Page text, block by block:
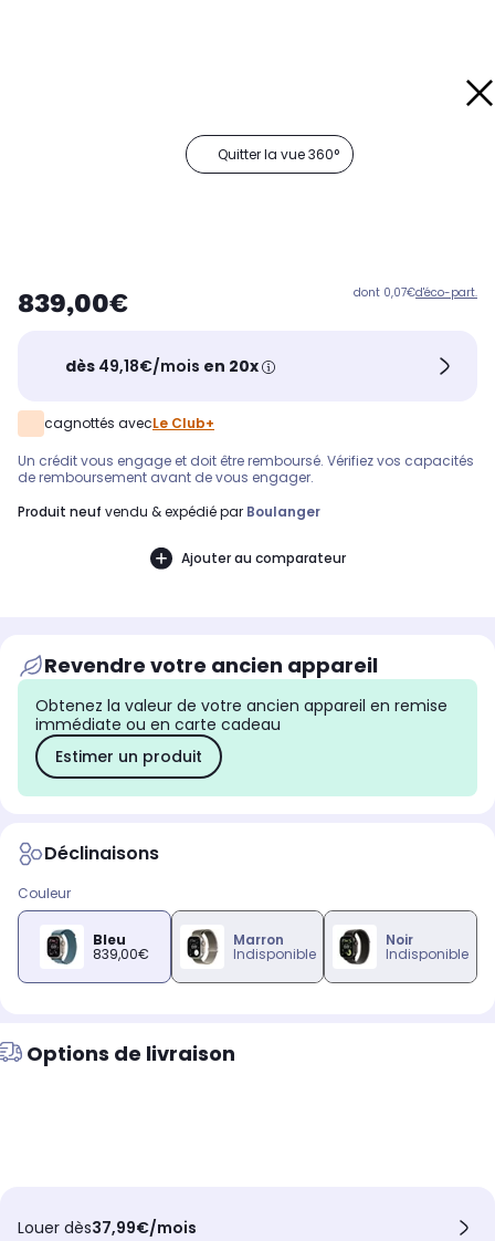
Quitter la vue 360°
839,00€ dont 0,07€d'éco-part.
dès 49,18€/mois en 20x
cagnottés avecLe Club+
Un crédit vous engage et doit être remboursé. Vérifiez vos capacités
de remboursement avant de vous engager.
produit neuf vendu & expédié par Boulanger
Ajouter au comparateur
Revendre votre ancien appareil
Obtenez la valeur de votre ancien appareil en remise
immédiate ou en carte cadeau
Estimer un produit
Déclinaisons
Couleur
Bleu
839,00€
Marron
Indisponible
Noir
Indisponible
Options de livraison
Louer dès37,99€/mois